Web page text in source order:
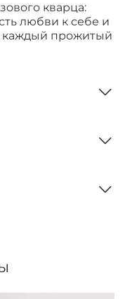
кварца:
любви к себе и
каждый прожитый